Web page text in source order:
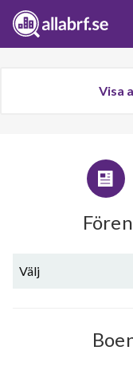
Visa
Välj